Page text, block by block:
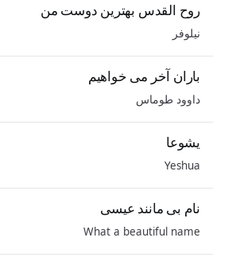
روح القدس بهترین دوست من
نیلوفر
باران آخر می خواهیم
داوود طوماس
یشوعا
Yeshua
نام بی مانند عیسی
What a beautiful name